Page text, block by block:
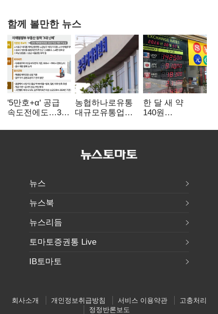
함께 볼만한 뉴스
'5만호+α' 공급
속도전에도…3대
농협하나로유통
대규모유통업법
공정위, 과징금
부과
한 달 새 약
140원
엔저'에 원화
뉴스
뉴스북
뉴스리듬
토마토증권통 Live
IB토마토
회사소개 개인정보취급방침 서비스 이용약관
고충처리
정정반론보도